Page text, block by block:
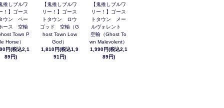
推しブルワ
！】ゴース
ウン ペー
ース 空輸
Town P
Horse）
円(税込2,1
89円)
【鬼推しブルワ
リー！】ゴース
トタウン ロウ
ゴッド 空輸（G
host Town Low
God）
1,810円(税込1,9
91円)
【鬼推しブルワ
リー！】ゴース
トタウン メー
ルヴォレント
空輸（Ghost To
wn Malevolent）
1,990円(税込2,1
89円)